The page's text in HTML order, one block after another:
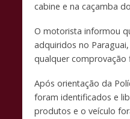
cabine e na caçamba
O motorista informou
adquiridos no
qualquer comprovação
Após orientação da
foram identificados e
produtos e o veículo